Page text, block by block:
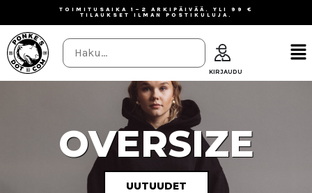
TOIMITUSAIKA 1–2 ARKIPÄIVÄÄ. YLI 99 €
TILAUKSET ILMAN POSTIKULUJA.
OVERSIZE
UUTUUDET